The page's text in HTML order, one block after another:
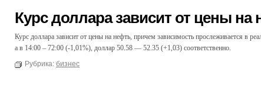
Курс доллара зависит от цены на
Курс доллара зависит от цены на нефть, причем зависимость прослеживается в
а в 14:00 – 72:00 (-1,01%), доллар 50.58 — 52.35 (+1,03) соответственно.
Рубрика: бизнес